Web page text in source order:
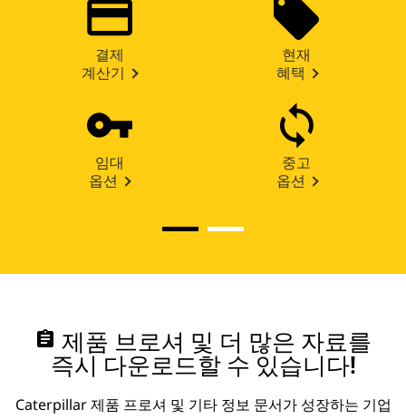
결제
계산기
현재
혜택
임대
옵션
중고
옵션
assignment 제품 브로셔 및 더 많은 자료를
즉시 다운로드할 수 있습니다!
Caterpillar 제품 프로셔 및 기타 정보 문서가 성장하는 기업